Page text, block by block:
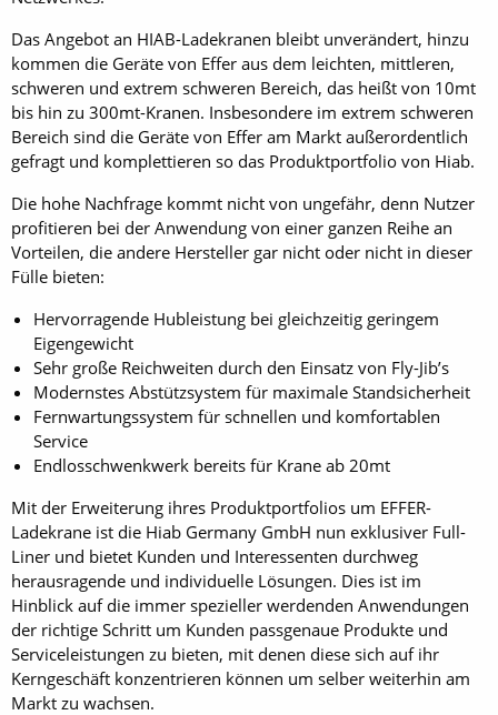
Das Angebot an HIAB-Ladekranen bleibt unverändert, hinzu
kommen die Geräte von Effer aus dem leichten, mittleren,
schweren und extrem schweren Bereich, das heißt von 10mt
bis hin zu 300mt-Kranen. Insbesondere im extrem schweren
Bereich sind die Geräte von Effer am Markt außerordentlich
gefragt und komplettieren so das Produktportfolio von Hiab.
Die hohe Nachfrage kommt nicht von ungefähr, denn Nutzer
profitieren bei der Anwendung von einer ganzen Reihe an
Vorteilen, die andere Hersteller gar nicht oder nicht in dieser
Fülle bieten:
Hervorragende Hubleistung bei gleichzeitig geringem
Eigengewicht
Sehr große Reichweiten durch den Einsatz von Fly-Jib’s
Modernstes Abstützsystem für maximale Standsicherheit
Fernwartungssystem für schnellen und komfortablen
Service
Endlosschwenkwerk bereits für Krane ab 20mt
Mit der Erweiterung ihres Produktportfolios um EFFER-
Ladekrane ist die Hiab Germany GmbH nun exklusiver Full-
Liner und bietet Kunden und Interessenten durchweg
herausragende und individuelle Lösungen. Dies ist im
Hinblick auf die immer spezieller werdenden Anwendungen
der richtige Schritt um Kunden passgenaue Produkte und
Serviceleistungen zu bieten, mit denen diese sich auf ihr
Kerngeschäft konzentrieren können um selber weiterhin am
Markt zu wachsen.